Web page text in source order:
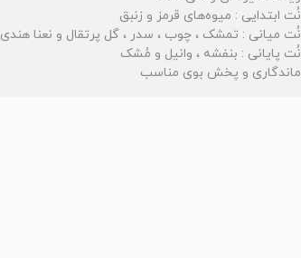
نُت ابتدایی : میوه‌های قرمز و زنبق
نُت میانی : تمشک ، چوب ، سدر ، گل پرتقال و نعنا هندی
نُت پایانی : بنفشه ، وانیل و مُشک
ماندگاری و پخش بوی مناسب